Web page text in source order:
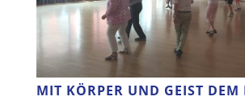
MIT KÖRPER UND GEIST DEM